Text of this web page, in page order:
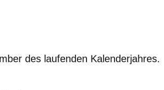
des laufenden Kalenderjahres.